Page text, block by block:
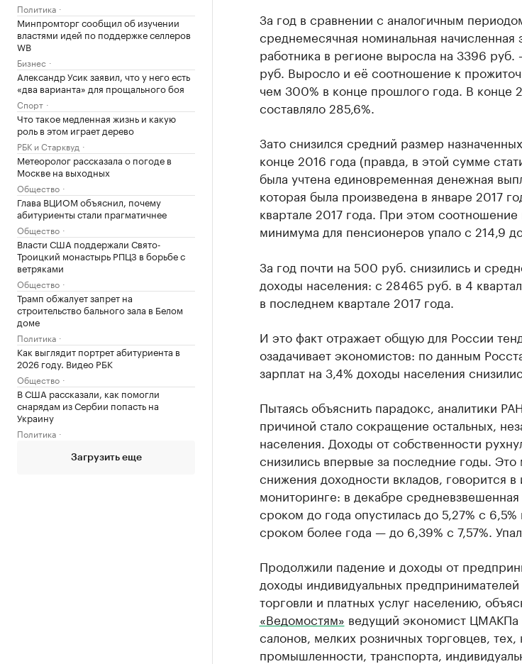
Политика
Минпромторг сообщил об изучении
властями идей по поддержке селлеров
WB
Бизнес
Александр Усик заявил, что у него есть
«два варианта» для прощального боя
Спорт
Что такое медленная жизнь и какую
роль в этом играет дерево
РБК и Старквуд
Метеоролог рассказала о погоде в
Москве на выходных
Общество
Глава ВЦИОМ объяснил, почему
абитуриенты стали прагматичнее
Общество
Власти США поддержали Свято-
Троицкий монастырь РПЦЗ в борьбе с
ветряками
Общество
Трамп обжалует запрет на
строительство бального зала в Белом
доме
Политика
Как выглядит портрет абитуриента в
2026 году. Видео РБК
Общество
В США рассказали, как помогли
снарядам из Сербии попасть на
Украину
Политика
Загрузить еще
За год в сравнении с аналогичным
среднемесячная номинальная начисленная
работника в регионе выросла на 3396
руб. Выросло и её соотношение к
чем 300% в конце прошлого года. В конце
составляло 285,6%.
Зато снизился средний размер
конце 2016 года (правда, в этой сумме
была учтена единовременная денежная
которая была произведена в январе 2017
квартале 2017 года. При этом
минимума для пенсионеров упало с 214,9 до
За год почти на 500 руб. снизились и
доходы населения: с 28465 руб. в 4
в последнем квартале 2017 года.
И это факт отражает общую для России
озадачивает экономистов: по данным
зарплат на 3,4% доходы населения
Пытаясь объяснить парадокс, аналитики
причиной стало сокращение остальных,
населения. Доходы от собственности
снизились впервые за последние годы. Это
снижения доходности вкладов, говорится
мониторинге: в декабре средневзвешенная
сроком до года опустилась до 5,27% с
сроком более года — до 6,39% с 7,57%.
Продолжили падение и доходы от
доходы индивидуальных
торговли и платных услуг населению,
«Ведомостям» ведущий экономист ЦМАКПа
салонов, мелких розничных торговцев, тех,
промышленности, транспорта,